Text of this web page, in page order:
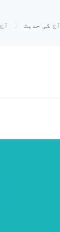
آج کی حدیث |